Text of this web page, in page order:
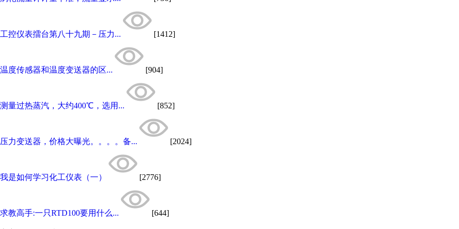
工控仪表擂台第八十九期－压力... [1412]
温度传感器和温度变送器的区... [904]
测量过热蒸汽，大约400℃，选用... [852]
压力变送器，价格大曝光。。。。备... [2024]
我是如何学习化工仪表（一） [2776]
求教高手:一只RTD100要用什么... [644]